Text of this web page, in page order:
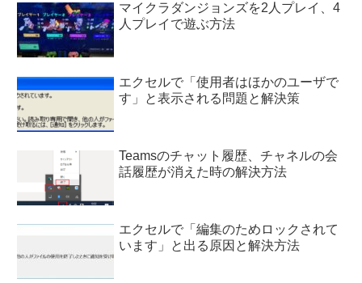
マイクラダンジョンズを2人プレイ、4
人プレイで遊ぶ方法
エクセルで「使用者はほかのユーザで
す」と表示される問題と解決策
Teamsのチャット履歴、チャネルの会
話履歴が消えた時の解決方法
エクセルで「編集のためロックされて
います」と出る原因と解決方法